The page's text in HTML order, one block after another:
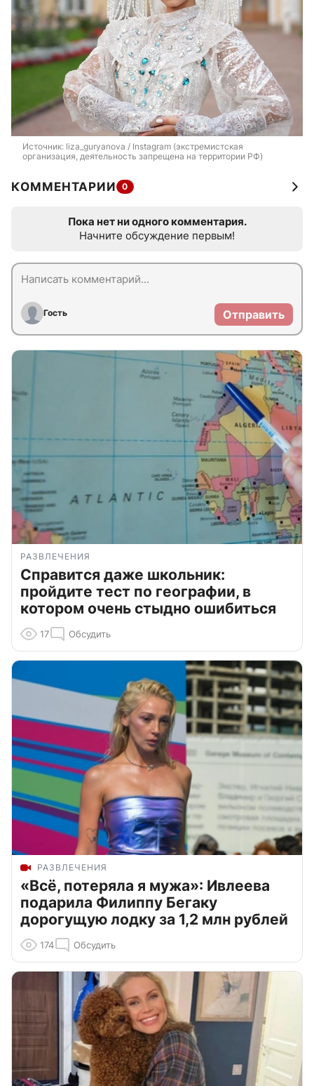
Источник: liza_guryanova / Instagram (экстремистская
организация, деятельность запрещена на территории РФ)
КОММЕНТАРИИ 0
Пока нет ни одного комментария.
Начните обсуждение первым!
Гость Отправить
РАЗВЛЕЧЕНИЯ
Справится даже школьник:
пройдите тест по географии, в
котором очень стыдно ошибиться
17 Обсудить
РАЗВЛЕЧЕНИЯ
«Всё, потеряла я мужа»: Ивлеева
подарила Филиппу Бегаку
дорогущую лодку за 1,2 млн рублей
174 Обсудить